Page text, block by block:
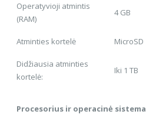
Operatyvioji atmintis
(RAM)
4 GB
Atminties kortelė MicroSD
Didžiausia atminties
kortelė:
Iki 1 TB
Procesorius ir operacinė sistema